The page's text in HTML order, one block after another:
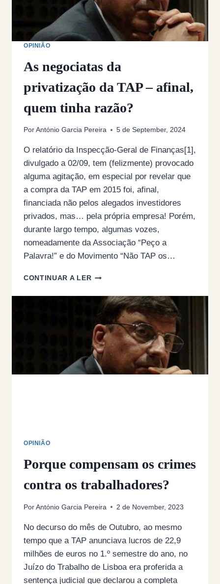
OPINIÃO
As negociatas da
privatização da TAP – afinal,
quem tinha razão?
Por António Garcia Pereira 5 de September, 2024
O relatório da Inspecção-Geral de Finanças[1],
divulgado a 02/09, tem (felizmente) provocado
alguma agitação, em especial por revelar que
a compra da TAP em 2015 foi, afinal,
financiada não pelos alegados investidores
privados, mas… pela própria empresa! Porém,
durante largo tempo, algumas vozes,
nomeadamente da Associação “Peço a
Palavra!” e do Movimento “Não TAP os…
CONTINUAR A LERAS
DA
PRIVATIZAÇÃO
TAP
–
AFINAL,
QUEM
TINHA
OPINIÃO
Porque compensam os crimes
contra os trabalhadores?
Por António Garcia Pereira 2 de November, 2023
No decurso do mês de Outubro, ao mesmo
tempo que a TAP anunciava lucros de 22,9
milhões de euros no 1.º semestre do ano, no
Juízo do Trabalho de Lisboa era proferida a
sentença judicial que declarou a completa